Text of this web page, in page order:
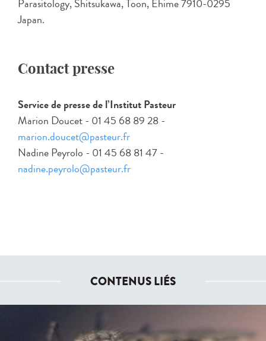
Parasitology, Shitsukawa, Toon, Ehime 7910-0295
Japan.
Contact presse
Service de presse de l’Institut Pasteur
Marion Doucet - 01 45 68 89 28 -
marion.doucet@pasteur.fr
Nadine Peyrolo - 01 45 68 81 47 -
nadine.peyrolo@pasteur.fr
CONTENUS LIÉS